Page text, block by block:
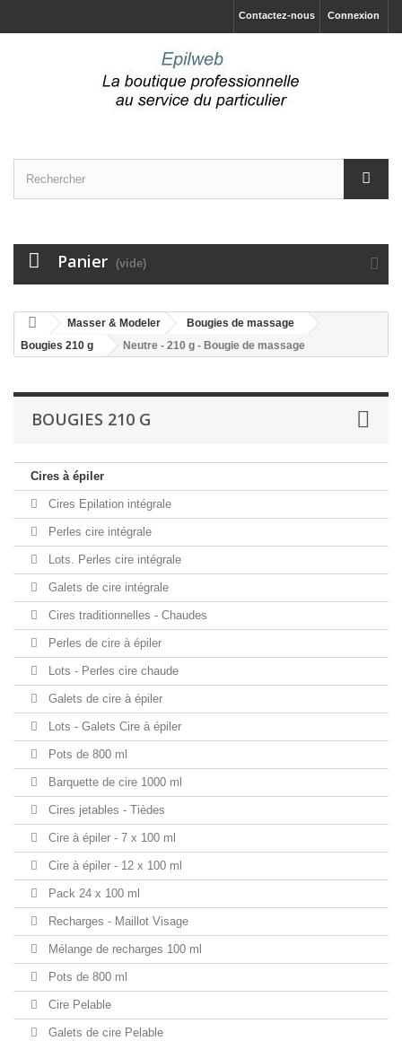
Connexion
Contactez-nous
Panier (vide)
Masser & Modeler
Bougies de massage
Bougies 210 g
Neutre - 210 g - Bougie de massage
BOUGIES 210 G
Cires à épiler
Cires Epilation intégrale
Perles cire intégrale
Lots. Perles cire intégrale
Galets de cire intégrale
Cires traditionnelles - Chaudes
Perles de cire à épiler
Lots - Perles cire chaude
Galets de cire à épiler
Lots - Galets Cire à épiler
Pots de 800 ml
Barquette de cire 1000 ml
Cires jetables - Tièdes
Cire à épiler - 7 x 100 ml
Cire à épiler - 12 x 100 ml
Pack 24 x 100 ml
Recharges - Maillot Visage
Mélange de recharges 100 ml
Pots de 800 ml
Cire Pelable
Galets de cire Pelable